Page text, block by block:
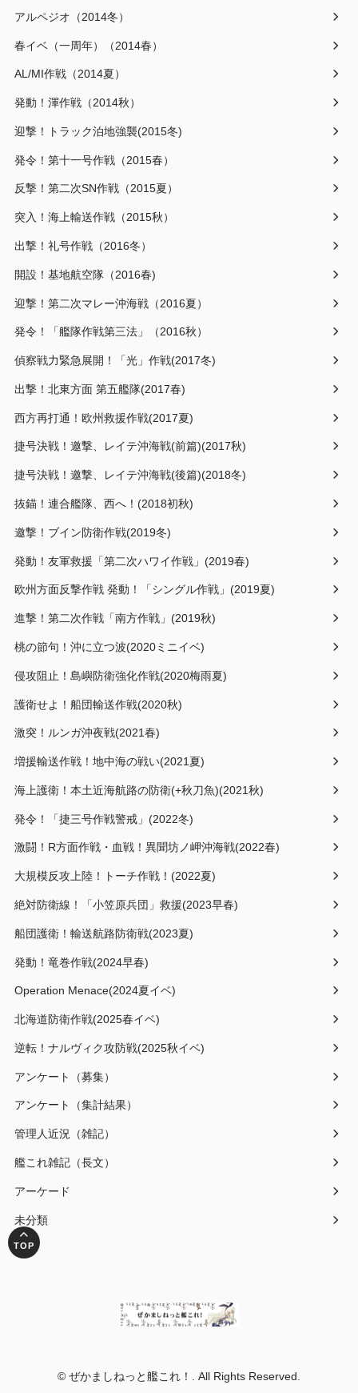
アルペジオ（2014冬）
春イベ（一周年）（2014春）
AL/MI作戦（2014夏）
発動！渾作戦（2014秋）
迎撃！トラック泊地強襲(2015冬)
発令！第十一号作戦（2015春）
反撃！第二次SN作戦（2015夏）
突入！海上輸送作戦（2015秋）
出撃！礼号作戦（2016冬）
開設！基地航空隊（2016春)
迎撃！第二次マレー沖海戦（2016夏）
発令！「艦隊作戦第三法」（2016秋）
偵察戦力緊急展開！「光」作戦(2017冬)
出撃！北東方面 第五艦隊(2017春)
西方再打通！欧州救援作戦(2017夏)
捷号決戦！邀撃、レイテ沖海戦(前篇)(2017秋)
捷号決戦！邀撃、レイテ沖海戦(後篇)(2018冬)
抜錨！連合艦隊、西へ！(2018初秋)
邀撃！ブイン防衛作戦(2019冬)
発動！友軍救援「第二次ハワイ作戦」(2019春)
欧州方面反撃作戦 発動！「シングル作戦」(2019夏)
進撃！第二次作戦「南方作戦」(2019秋)
桃の節句！沖に立つ波(2020ミニイベ)
侵攻阻止！島嶼防衛強化作戦(2020梅雨夏)
護衛せよ！船団輸送作戦(2020秋)
激突！ルンガ沖夜戦(2021春)
増援輸送作戦！地中海の戦い(2021夏)
海上護衛！本土近海航路の防衛(+秋刀魚)(2021秋)
発令！「捷三号作戦警戒」(2022冬)
激闘！R方面作戦・血戦！異聞坊ノ岬沖海戦(2022春)
大規模反攻上陸！トーチ作戦！(2022夏)
絶対防衛線！「小笠原兵団」救援(2023早春)
船団護衛！輸送航路防衛戦(2023夏)
発動！竜巻作戦(2024早春)
Operation Menace(2024夏イベ)
北海道防衛作戦(2025春イベ)
逆転！ナルヴィク攻防戦(2025秋イベ)
アンケート（募集）
アンケート（集計結果）
管理人近況（雑記）
艦これ雑記（長文）
アーケード
未分類
© ぜかましねっと艦これ！. All Rights Reserved.